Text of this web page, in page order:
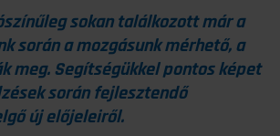
sokan találkozott már a
során a mozgásunk mérhető, a
meg. Segítségükkel pontos képet
során fejlesztendő
új előjeleiről.